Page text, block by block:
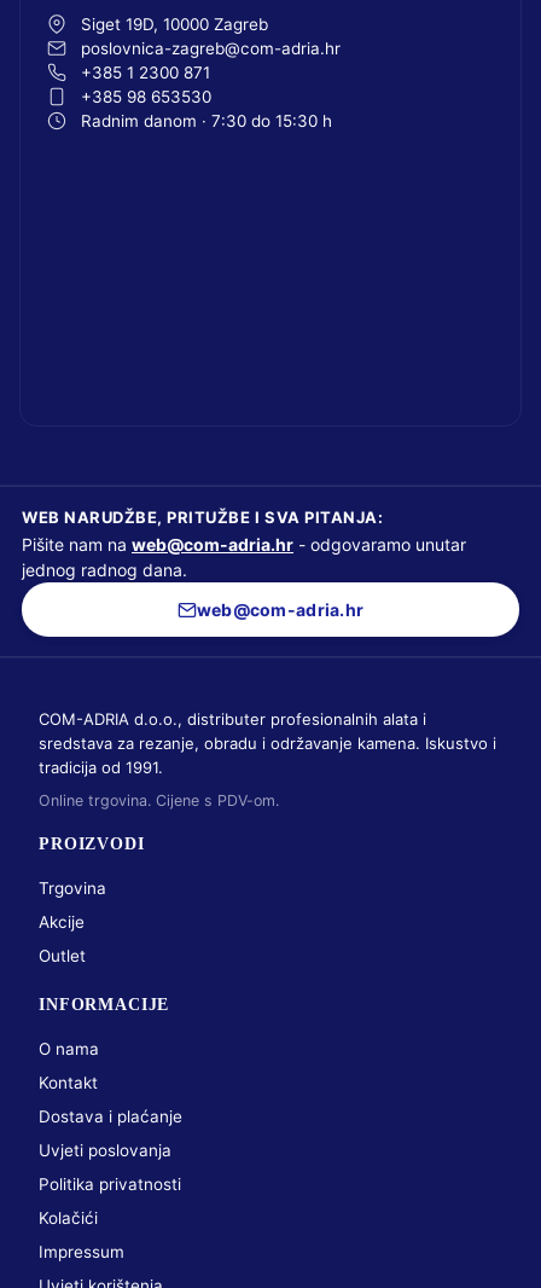
Siget 19D, 10000 Zagreb
poslovnica-zagreb@com-adria.hr
+385 1 2300 871
+385 98 653530
Radnim danom · 7:30 do 15:30 h
WEB NARUDŽBE, PRITUŽBE I SVA PITANJA:
Pišite nam na web@com-adria.hr - odgovaramo unutar
jednog radnog dana.
web@com-adria.hr
COM-ADRIA d.o.o., distributer profesionalnih alata i
sredstava za rezanje, obradu i održavanje kamena. Iskustvo i
tradicija od 1991.
Online trgovina. Cijene s PDV-om.
PROIZVODI
Trgovina
Akcije
Outlet
INFORMACIJE
O nama
Kontakt
Dostava i plaćanje
Uvjeti poslovanja
Politika privatnosti
Kolačići
Impressum